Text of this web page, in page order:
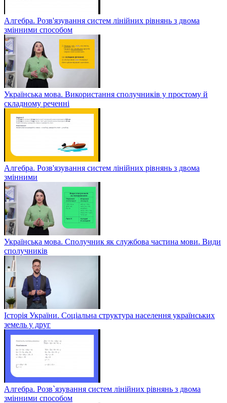
Алгебра. Розв'язування систем лінійних рівнянь з двома
змінними способом
Українська мова. Використання сполучників у простому й
складному реченні
Алгебра. Розв'язування систем лінійних рівнянь з двома
змінними
Українська мова. Сполучник як службова частина мови. Види
сполучників
Історія України. Соціальна структура населення українських
земель у друг
Алгебра. Розв`язування систем лінійних рівнянь з двома
змінними способом